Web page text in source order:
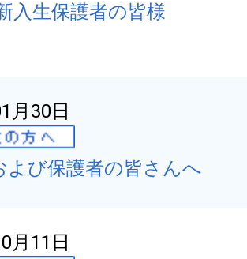
入生保護者の皆様
月30日
よび保護者の皆さんへ
月11日